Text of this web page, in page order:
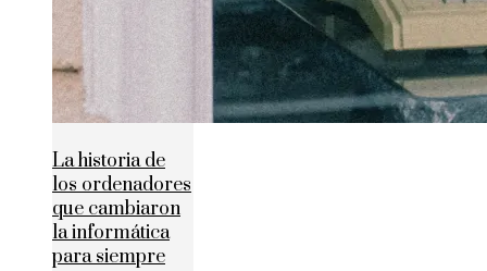
La historia de
los ordenadores
que cambiaron
la informática
para siempre